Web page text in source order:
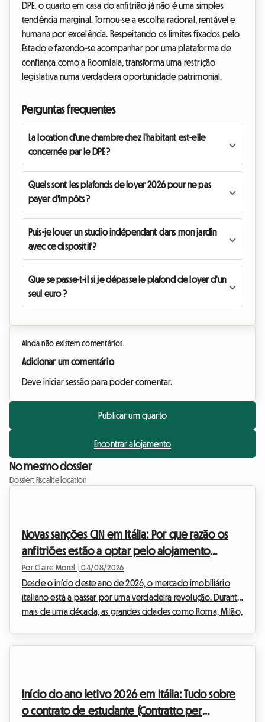
DPE, o quarto em casa do anfitrião já não é uma simples
tendência marginal. Tornou-se a escolha racional, rentável e
humana por excelência. Respeitando os limites fixados pelo
Estado e fazendo-se acompanhar por uma plataforma de
confiança como a Roomlala, transforma uma restrição
legislativa numa verdadeira oportunidade patrimonial.
Perguntas frequentes
La location d'une chambre chez l'habitant est-elle
concernée par le DPE ?
Quels sont les plafonds de loyer 2026 pour ne pas
payer d'impôts ?
Puis-je louer un studio indépendant dans mon jardin
avec ce dispositif ?
Que se passe-t-il si je dépasse le plafond de loyer d'un
seul euro ?
Ainda não existem comentários.
Adicionar um comentário
Deve iniciar sessão para poder comentar.
Publicar um quarto
Encontrar alojamento
No mesmo dossier
Dossier: Fiscalite location
Novas sanções CIN em Itália: Por que razão os
anfitriões estão a optar pelo alojamento
partilhado em 2026
Por Claire Morel 04/08/2026
Desde o início deste ano de 2026, o mercado imobiliário
italiano está a passar por uma verdadeira revolução. Durante
mais de uma década, as grandes cidades como Roma, Milão,
drásticas está a alterar os hábitos dos inve...
Início do ano letivo 2026 em Itália: Tudo sobre
o contrato de estudante (Contratto per